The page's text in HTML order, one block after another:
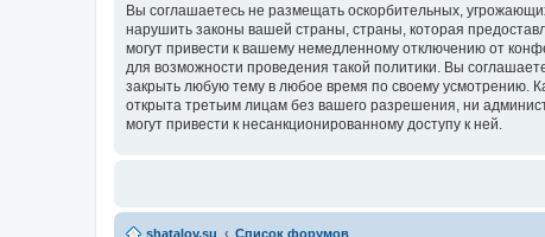
Вы соглашаетесь не размещать оскорбительных,
нарушить законы вашей страны, страны, которая
могут привести к вашему немедленному отключению от
для возможности проведения такой политики. Вы
закрыть любую тему в любое время по своему усмотрению.
открыта третьим лицам без вашего разрешения, ни
могут привести к несанкционированному доступу к ней.
shatalov.su Список форумов